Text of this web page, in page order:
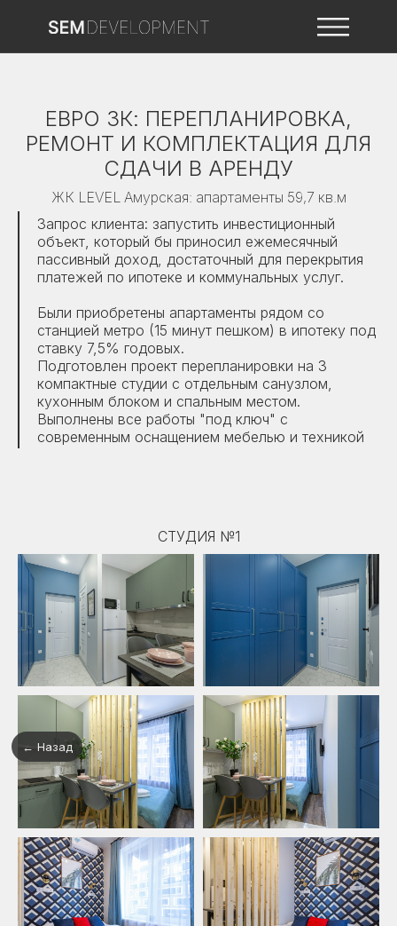
← Назад
ЕВРО 3К: ПЕРЕПЛАНИРОВКА,
РЕМОНТ И КОМПЛЕКТАЦИЯ ДЛЯ
СДАЧИ В АРЕНДУ
ЖК LEVEL Амурская: апартаменты 59,7 кв.м
Запрос клиента: запустить инвестиционный
объект, который бы приносил ежемесячный
пассивный доход, достаточный для перекрытия
платежей по ипотеке и коммунальных услуг.
Были приобретены апартаменты рядом со
станцией метро (15 минут пешком) в ипотеку под
ставку 7,5% годовых.
Подготовлен проект перепланировки на 3
компактные студии с отдельным санузлом,
кухонным блоком и спальным местом.
Выполнены все работы "под ключ" с
современным оснащением мебелью и техникой
СТУДИЯ №1